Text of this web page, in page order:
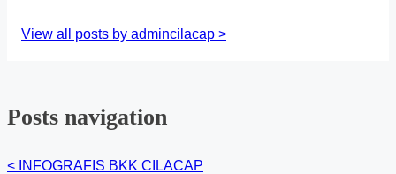
View all posts by admincilacap >
Posts navigation
< INFOGRAFIS BKK CILACAP